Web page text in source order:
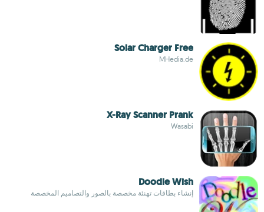
Solar Charger Free
MHedia.de
X-Ray Scanner Prank
Wasabi
Doodle Wish
إنشاء بطاقات تهنئة مخصصة بالصور والتصاميم المخصصة